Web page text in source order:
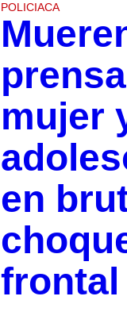
POLICIACA
mujer
en
frontal